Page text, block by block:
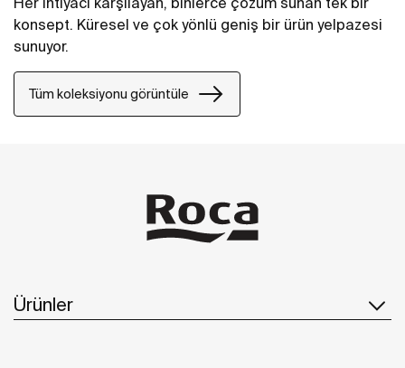
konsept. Küresel ve çok yönlü geniş bir ürün yelpazesi
sunuyor.
Tüm koleksiyonu görüntüle
Ürünler